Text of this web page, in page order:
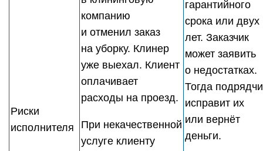
Риски
исполнителя
компанию
и отменил заказ
на уборку. Клинер
уже выехал. Клиент
оплачивает
расходы на проезд.
При некачественной
услуге клиенту
гарантийного
срока или двух
лет. Заказчик
может заявить
о недостатках.
Тогда
исправит их
или вернёт
деньги.